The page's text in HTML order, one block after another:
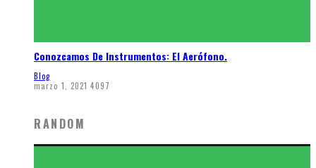
Conozcamos De Instrumentos: El Aerófono.
Blog
marzo 1, 2021 4097
RANDOM